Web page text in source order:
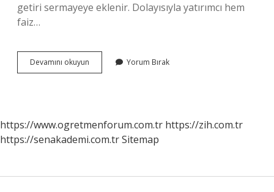
getiri sermayeye eklenir. Dolayısıyla yatırımcı hem
faiz…
Devamını okuyun
Korumalıda
Yorum Bırak
https://www.ogretmenforum.com.tr https://zih.com.tr
https://senakademi.com.trSitemap